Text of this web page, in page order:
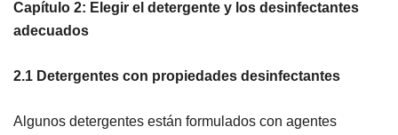
Capítulo 2: Elegir el detergente y los desinfectantes
adecuados
2.1 Detergentes con propiedades desinfectantes
Algunos detergentes están formulados con agentes